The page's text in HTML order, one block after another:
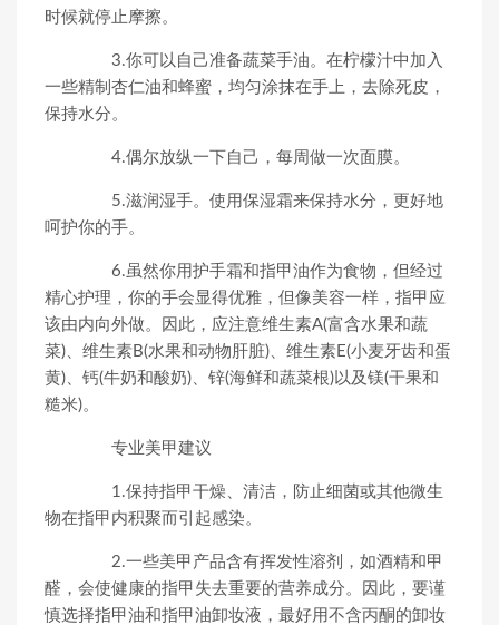
时候就停止摩擦。
3.你可以自己准备蔬菜手油。在柠檬汁中加入
一些精制杏仁油和蜂蜜，均匀涂抹在手上，去除死皮，
保持水分。
4.偶尔放纵一下自己，每周做一次面膜。
5.滋润湿手。使用保湿霜来保持水分，更好地
呵护你的手。
6.虽然你用护手霜和指甲油作为食物，但经过
精心护理，你的手会显得优雅，但像美容一样，指甲应
该由内向外做。因此，应注意维生素A(富含水果和蔬
菜)、维生素B(水果和动物肝脏)、维生素E(小麦牙齿和蛋
黄)、钙(牛奶和酸奶)、锌(海鲜和蔬菜根)以及镁(干果和
糙米)。
专业美甲建议
1.保持指甲干燥、清洁，防止细菌或其他微生
物在指甲内积聚而引起感染。
2.一些美甲产品含有挥发性溶剂，如酒精和甲
醛，会使健康的指甲失去重要的营养成分。因此，要谨
慎选择指甲油和指甲油卸妆液，最好用不含丙酮的卸妆